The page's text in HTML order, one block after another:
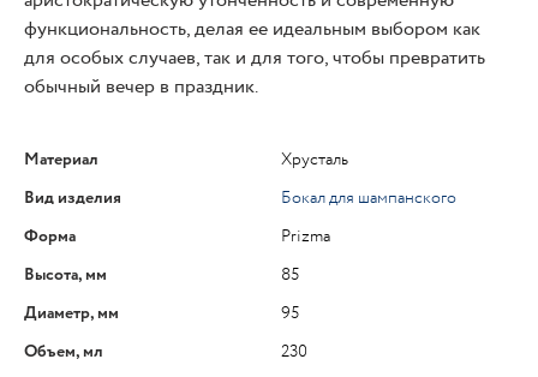
функциональность, делая ее идеальным выбором как
для особых случаев, так и для того, чтобы превратить
обычный вечер в праздник.
Материал
Хрусталь
Вид изделия
Бокал для шампанского
Форма
Prizma
Высота, мм
85
Диаметр, мм
95
Объем, мл
230